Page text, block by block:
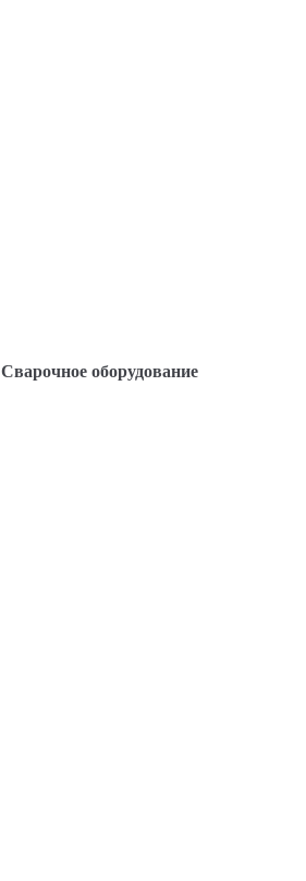
Сварочное оборудование